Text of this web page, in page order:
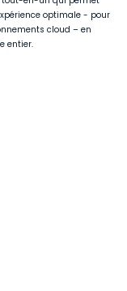
optimale - pour
cloud – en
entier.